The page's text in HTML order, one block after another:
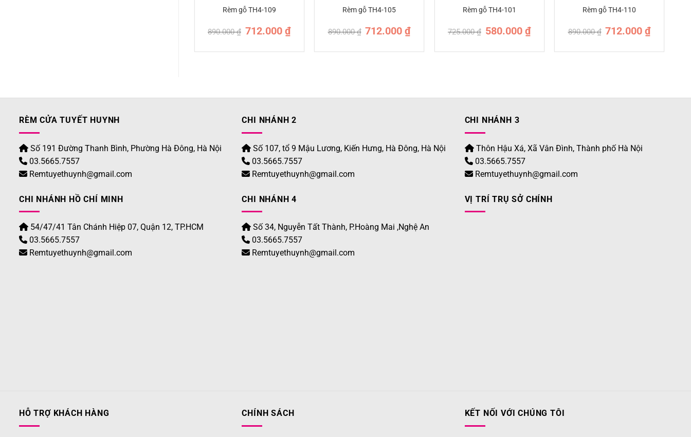
Rèm gỗ TH4-109
890.000₫ Giá
gốc
890.000 ₫.
712.000 ₫Giá
hiện
là:
Rèm gỗ TH4-105
890.000₫ Giá
gốc
890.000 ₫.
712.000 ₫Giá
là:
Rèm gỗ TH4-101
725.000₫ Giá
gốc
725.000 ₫.
580.000 ₫Giá
hiện
là:
Rèm gỗ TH4-110
890.000₫ Giá
gốc
890.000 ₫.
712.000 ₫Giá
là:
RÈM CỬA TUYẾT HUYNH
Số 191 Đường Thanh Bình, Phường Hà Đông, Hà Nội
03.5665.7557
Remtuyethuynh@gmail.com
CHI NHÁNH 2
Số 107, tổ 9 Mậu Lương, Kiến Hưng, Hà Đông, Hà Nội
03.5665.7557
Remtuyethuynh@gmail.com
CHI NHÁNH 3
Thôn Hậu Xá, Xã Vân Đình, Thành phố Hà Nội
03.5665.7557
Remtuyethuynh@gmail.com
CHI NHÁNH HỒ CHÍ MINH
54/47/41 Tân Chánh Hiệp 07, Quận 12, TP.HCM
03.5665.7557
Remtuyethuynh@gmail.com
CHI NHÁNH 4
Số 34, Nguyễn Tất Thành, P.Hoàng Mai ,Nghệ An
03.5665.7557
Remtuyethuynh@gmail.com
VỊ TRÍ TRỤ SỞ CHÍNH
HỖ TRỢ KHÁCH HÀNG CHÍNH SÁCH KẾT NỐI VỚI CHÚNG TÔI